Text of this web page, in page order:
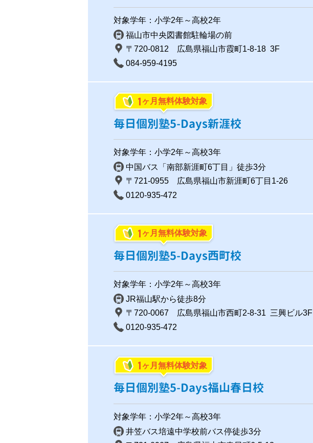
対象学年：小学2年～高校2年
福山市中央図書館駐輪場の前
〒720-0812 広島県福山市霞町1-8-18 3F
084-959-4195
1 ヶ月無料体験対象
毎日個別塾5-Days新涯校
対象学年：小学2年～高校3年
中国バス「南部新涯町6丁目」徒歩3分
〒721-0955 広島県福山市新涯町6丁目1-26
0120-935-472
1 ヶ月無料体験対象
毎日個別塾5-Days西町校
対象学年：小学2年～高校3年
JR福山駅から徒歩8分
〒720-0067 広島県福山市西町2-8-31 三興ビル3F
0120-935-472
1 ヶ月無料体験対象
毎日個別塾5-Days福山春日校
対象学年：小学2年～高校3年
井笠バス培遠中学校前バス停徒歩3分